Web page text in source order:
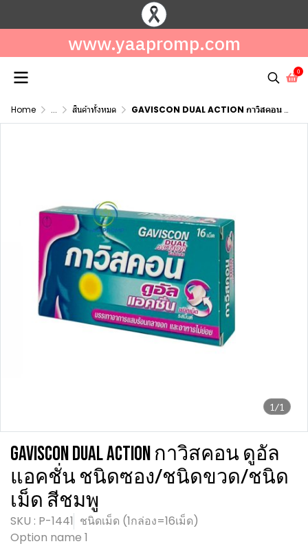
www.yaapromp.com
0
Home ... สินค้าทั้งหมด GAVISCON DUAL ACTION กาวิสคอน ดูอัลแอคชั่น ชนิดซอง/ชนิดขวด/ชนิดเม็ด สีชมพู
1/1
GAVISCON DUAL ACTION กาวิสคอน ดูอัล
แอคชั่น ชนิดซอง/ชนิดขวด/ชนิด
เม็ด สีชมพู
SKU : P-1441 ชนิดเม็ด (1กล่อง=16เม็ด)
Option name 1